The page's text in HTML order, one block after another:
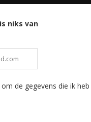
niks van
de gegevens die ik heb